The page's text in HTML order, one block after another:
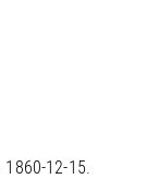
12-15.